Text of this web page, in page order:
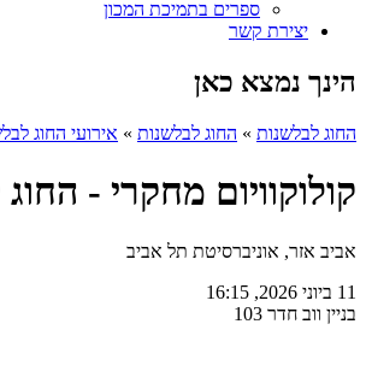
ספרים בתמיכת המכון
יצירת קשר
הינך נמצא כאן
החוג לבלשנות » החוג לבלשנות » אירועי החוג
קולוקוויום מחקרי -
אביב אזר, אוניברסיטת תל אביב
11 ביוני 2026, 16:15
בניין ווב חדר 103